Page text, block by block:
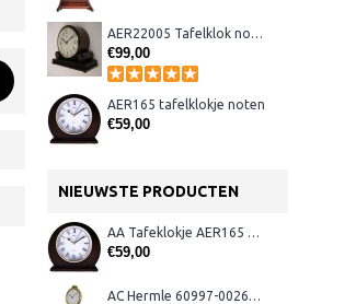
AER22005 Tafelklok noten
€99,00
AER165 tafelklokje noten
€59,00
NIEUWSTE PRODUCTEN
AA Tafeklokje AER165 noten
€59,00
AC Hermle 60997-00261 wandklok